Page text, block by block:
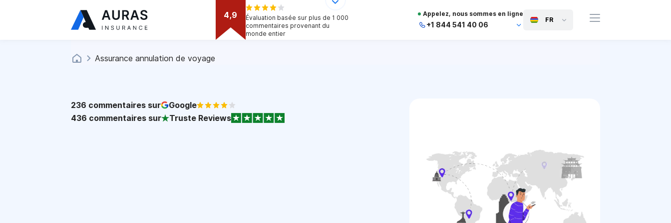
4,9
Évaluation basée sur plus de 1 000
commentaires provenant du
monde entier
Appelez, nous sommes en ligne
+1 844 541 40 06
FR
Assurance annulation de voyage
236 commentaires sur
Google
436 commentaires sur Truste Reviews